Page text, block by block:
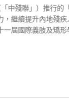
中殘聯」）推行的
繼續提升內地殘
屆國際義肢及矯